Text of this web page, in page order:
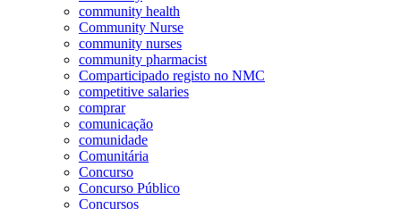
community health
Community Nurse
community nurses
community pharmacist
Comparticipado registo no NMC
competitive salaries
comprar
comunicação
comunidade
Comunitária
Concurso
Concurso Público
Concursos